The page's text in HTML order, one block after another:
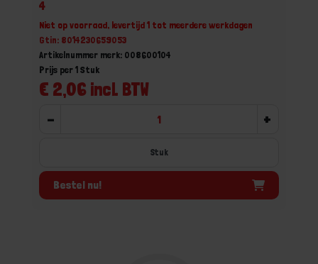
4
Niet op voorraad, levertijd 1 tot meerdere werkdagen
Gtin: 8014230659053
Artikelnummer merk: 008600104
€ 2,06 incl. BTW
Prijs per 1 Stuk
- +
Stuk
Bestel nu!